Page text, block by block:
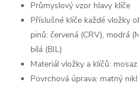
Průmyslový vzor hlavy klíče
Příslušné klíče každé vložky
pinů: červená (CRV), modrá
bílá (BIL)
Materiál vložky a klíčů: mosaz
Povrchová úprava: matný nikl